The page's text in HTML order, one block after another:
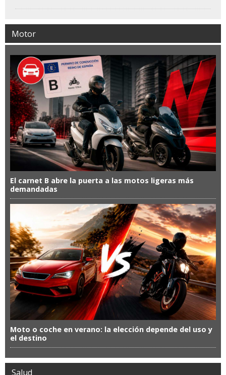
Motor
El carnet B abre la puerta a las motos ligeras más
demandadas
Moto o coche en verano: la elección depende del uso y
el destino
Salud